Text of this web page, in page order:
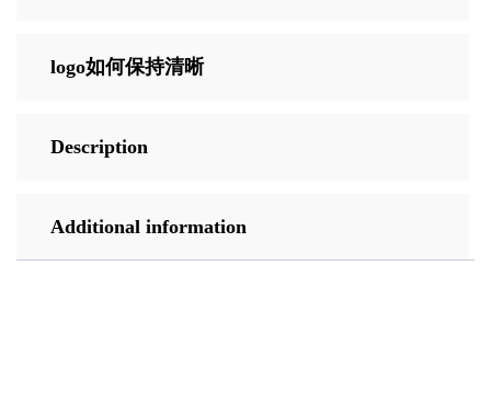
logo如何保持清晰
Description
Additional information